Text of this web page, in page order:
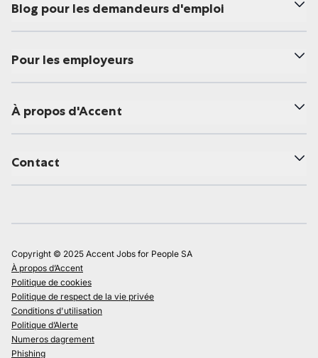
Blog pour les demandeurs d'emploi
Pour les employeurs
À propos d'Accent
Contact
Copyright © 2025 Accent Jobs for People SA
À propos d’Accent
Politique de cookies
Politique de respect de la vie privée
Conditions d'utilisation
Politique d’Alerte
Numeros dagrement
Phishing